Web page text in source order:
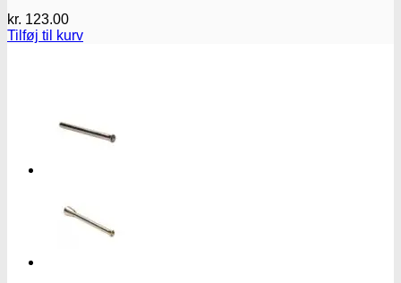
kr. 123.00
Tilføj til kurv